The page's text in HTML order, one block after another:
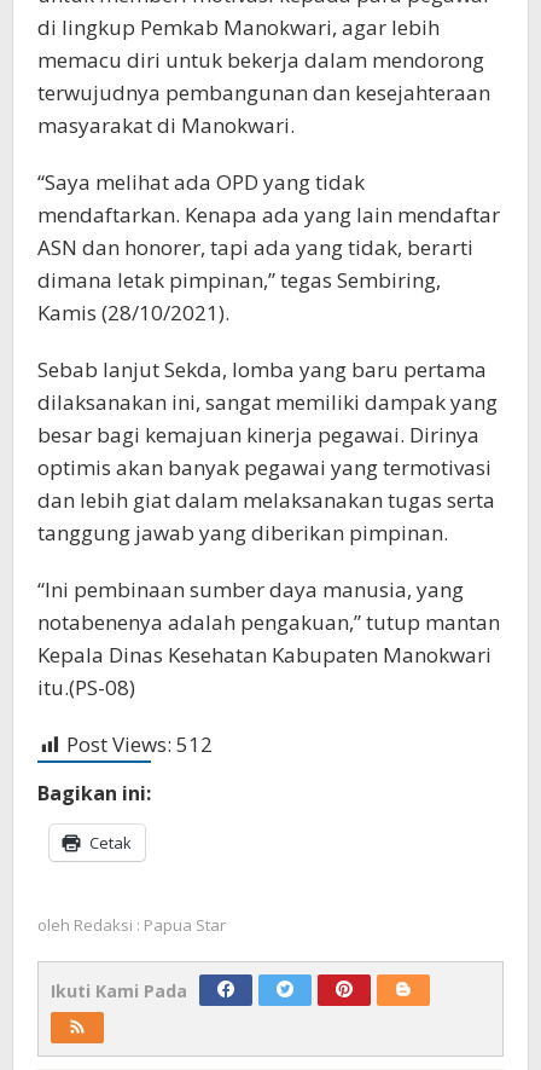
di lingkup Pemkab Manokwari, agar lebih
memacu diri untuk bekerja dalam mendorong
terwujudnya pembangunan dan kesejahteraan
masyarakat di Manokwari.
“Saya melihat ada OPD yang tidak
mendaftarkan. Kenapa ada yang lain mendaftar
ASN dan honorer, tapi ada yang tidak, berarti
dimana letak pimpinan,” tegas Sembiring,
Kamis (28/10/2021).
Sebab lanjut Sekda, lomba yang baru pertama
dilaksanakan ini, sangat memiliki dampak yang
besar bagi kemajuan kinerja pegawai. Dirinya
optimis akan banyak pegawai yang termotivasi
dan lebih giat dalam melaksanakan tugas serta
tanggung jawab yang diberikan pimpinan.
“Ini pembinaan sumber daya manusia, yang
notabenenya adalah pengakuan,” tutup mantan
Kepala Dinas Kesehatan Kabupaten Manokwari
itu.(PS-08)
Post Views: 512
Bagikan ini:
Cetak
oleh Redaksi : Papua Star
Ikuti Kami Pada